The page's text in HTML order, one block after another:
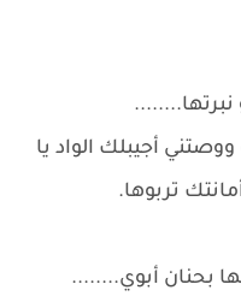
أجيبلك الواد يا
تربوها.
بحنان أبوي........